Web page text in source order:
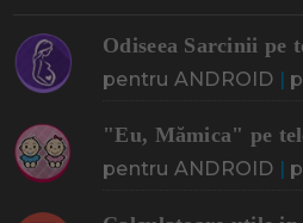
Odiseea Sarcinii pe
pentru ANDROID |
"Eu, Mămica" pe
pentru ANDROID |